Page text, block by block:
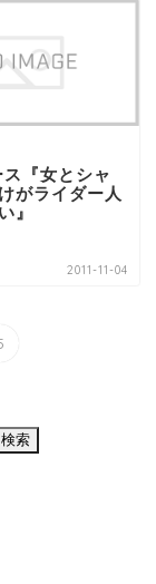
『女とシャ
がライダー人
』
2011-11-04